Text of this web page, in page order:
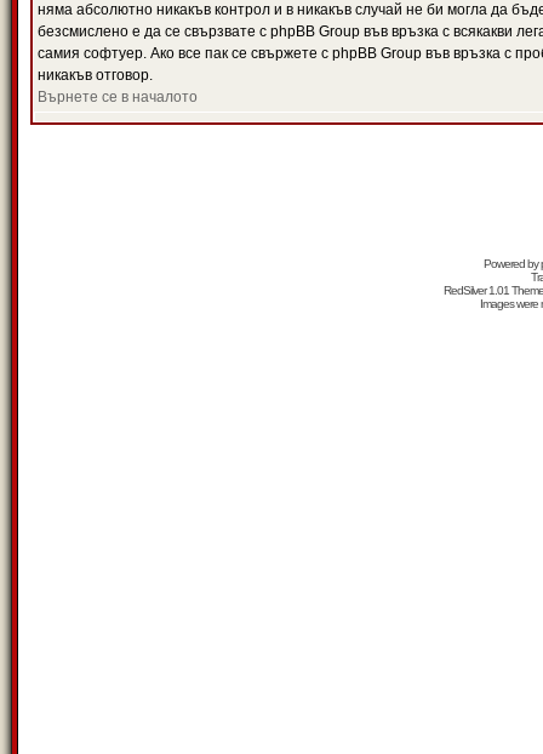
няма абсолютно никакъв контрол и в никакъв случай не би могла да
безсмислено е да се свързвате с phpBB Group във връзка с всякакви
самия софтуер. Ако все пак се свържете с phpBB Group във връзка с
никакъв отговор.
Върнете се в началото
Powered by
RedSilver 1.01
Images were